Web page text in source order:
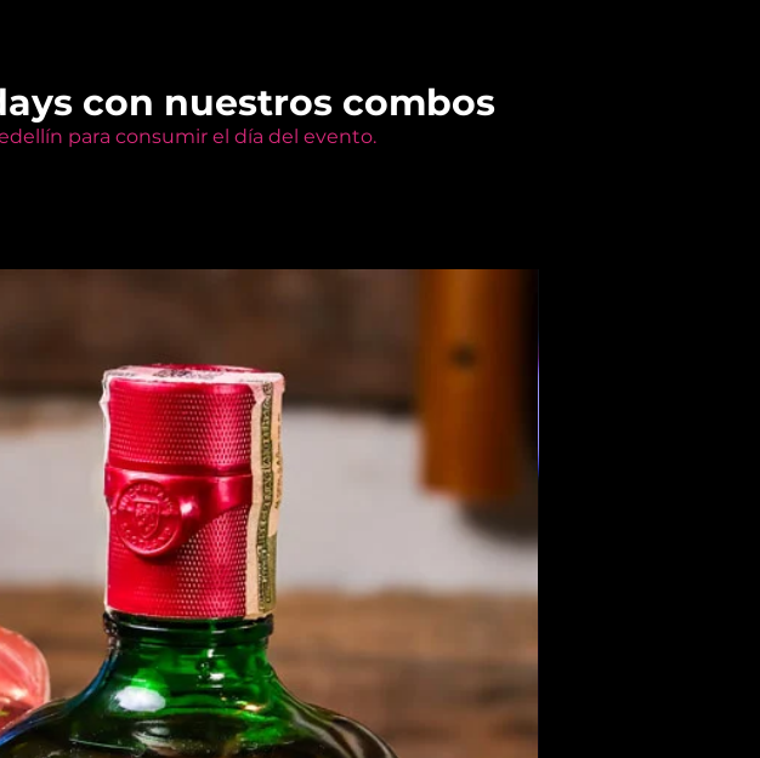
con nuestros combos
para consumir el día del evento.